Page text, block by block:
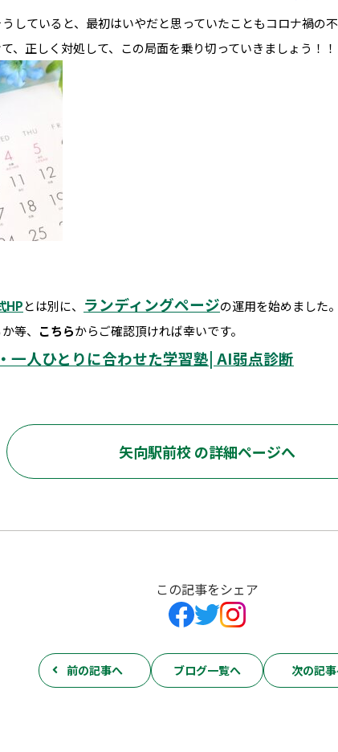
していると、最初はいやだと思っていたこともコロナ禍の
、正しく対処して、この局面を乗り切っていきましょう！！
HPとは別に、 ランディングページの運用を始めました
等、 こちらからご確認頂ければ幸いです。
一人ひとりに合わせた学習塾| AI弱点診断
矢向駅前校 の詳細ページへ
この記事をシェア
前の記事へ ブログ一覧へ 次の記